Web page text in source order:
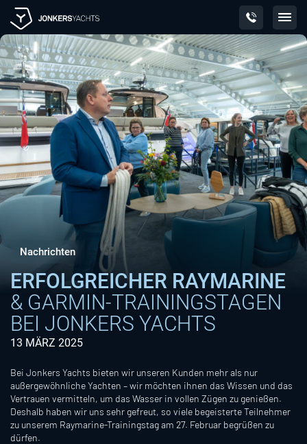
Skip
content
Nachrichten
ERFOLGREICHER RAYMARINE
& GARMIN-TRAININGSTAGEN
BEI JONKERS YACHTS
13 MÄRZ 2025
Bei Jonkers Yachts bieten wir unseren Kunden mehr als nur
außergewöhnliche Yachten – wir möchten ihnen das Wissen und das
Vertrauen vermitteln, um das Wasser in vollen Zügen zu genießen.
Deshalb haben wir uns sehr gefreut, so viele begeisterte Teilnehmer
zu unserem Raymarine-Trainingstag am 27. Februar begrüßen zu
dürfen.